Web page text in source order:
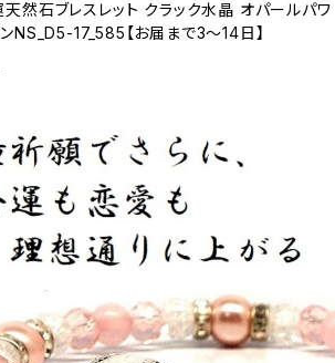
スレット クラック水晶 オパールパワ
NS_D5-17_585【お届まで3〜14日】